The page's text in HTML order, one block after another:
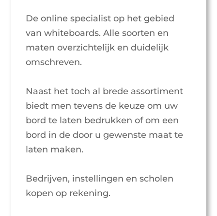
De online specialist op het gebied
van whiteboards. Alle soorten en
maten overzichtelijk en duidelijk
omschreven.
Naast het toch al brede assortiment
biedt men tevens de keuze om uw
bord te laten bedrukken of om een
bord in de door u gewenste maat te
laten maken.
Bedrijven, instellingen en scholen
kopen op rekening.